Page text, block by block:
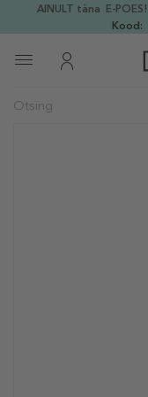
AINULT täna E-
Kood: